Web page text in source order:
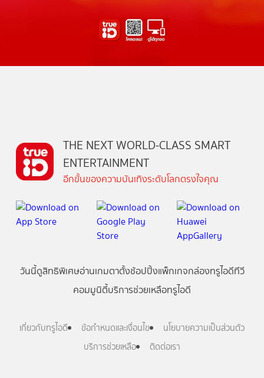
THE NEXT WORLD-CLASS SMART
ENTERTAINMENT
อีกขั้นของความบันเทิงระดับโลกตรงใจคุณ
วันนี้ดูสิทธิพิเศษอ่านเกมตาตั้งช้อปปิ้งแพ็กเกจกล่องทรูไอดีทีวี
คอมมูนิตี้บริการช่วยเหลือทรูไอดี
เกี่ยวกับทรูไอดี ข้อกำหนดและเงื่อนไข
นโยบายความเป็นส่วนตัว
บริการช่วยเหลือ
ติดต่อเรา